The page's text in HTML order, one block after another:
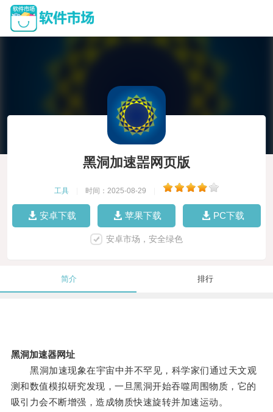
黑洞加速噐网页版
工具 时间：2025-08-29
安卓下载 苹果下载 PC下载
安卓市场，安全绿色
简介 排行
黑洞加速器网址
黑洞加速现象在宇宙中并不罕见，科学家们通过天文观
测和数值模拟研究发现，一旦黑洞开始吞噬周围物质，它的
吸引力会不断增强，造成物质快速旋转并加速运动。